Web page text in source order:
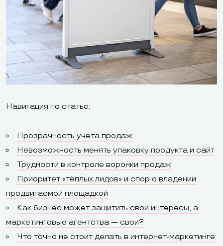
Навигация по статье:
Прозрачность учета продаж
Невозможность менять упаковку продукта и сайт
Трудности в контроле воронки продаж
Приоритет «тёплых лидов» и спор о владении
продвигаемой площадкой
Как бизнес может защитить свои интересы, а
маркетинговые агентства — свои?
Что точно не стоит делать в интернет-маркетинге: